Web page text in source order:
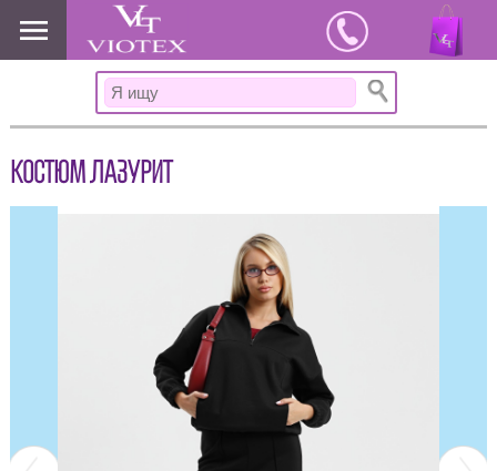
www.viotex37.ru
КОСТЮМ ЛАЗУРИТ